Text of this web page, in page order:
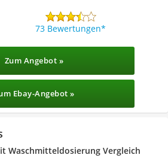
73 Bewertungen
Zum Angebot »
Ebay-Angebot »
Waschmitteldosierung Vergleich